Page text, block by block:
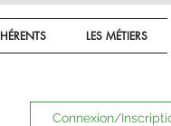
LES MÉTIERS
Connexion/